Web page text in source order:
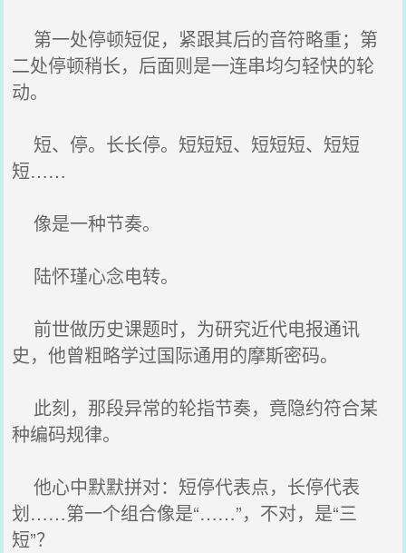
第一处停顿短促，紧跟其后的音符略重；第
二处停顿稍长，后面则是一连串均匀轻快的轮
动。
短、停。长长停。短短短、短短短、短短
短……
像是一种节奏。
陆怀瑾心念电转。
前世做历史课题时，为研究近代电报通讯
史，他曾粗略学过国际通用的摩斯密码。
此刻，那段异常的轮指节奏，竟隐约符合某
种编码规律。
他心中默默拼对：短停代表点，长停代表
划……第一个组合像是“……”，不对，是“三
短”？